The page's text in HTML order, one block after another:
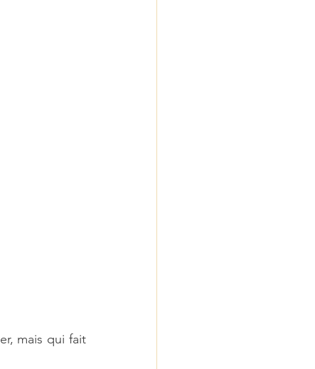
mais qui fait